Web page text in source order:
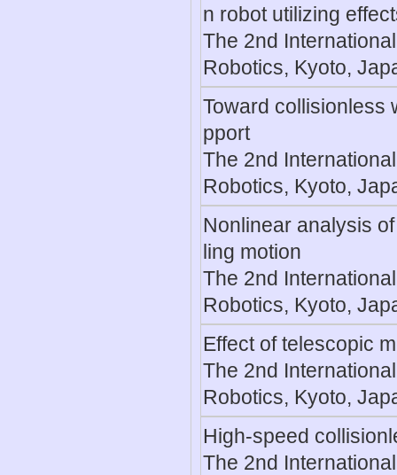
n robot utilizing
The 2nd
Robotics, Kyoto,
Toward collisionless
pport
The 2nd
Robotics, Kyoto,
Nonlinear analysis
ling motion
The 2nd
Robotics, Kyoto,
Effect of telescopic
The 2nd
Robotics, Kyoto,
High-speed
The 2nd